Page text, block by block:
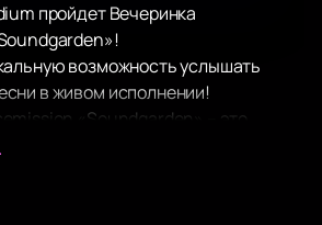
пройдет Вечеринка
возможность услышать
в живом исполнении!
«Soundgarden» – это
света, настоящий драйв и